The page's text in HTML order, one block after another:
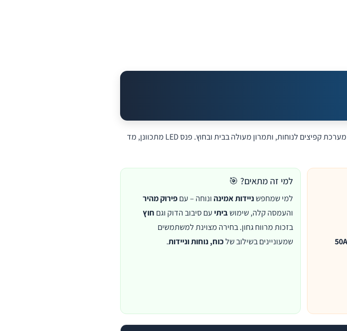
– קיבולת נשיאה גבוהה, מערכת קפיצים לנוחות, ותמרון מעולה בבית ובחוץ. פנס LED מתכוונן, מד
למי זה מתאים? 🎯
למי שמחפשניידות אמינהונוחה – עםפירוק מהיר
והעמסה קלה, שימושביתיעם סיבוב הדוק וגם חוץ
בזכות מרווח גחון. בחירה מצוינת למשתמשים
שמעוניינים בשילוב שלכוח, נוחות וניידות.